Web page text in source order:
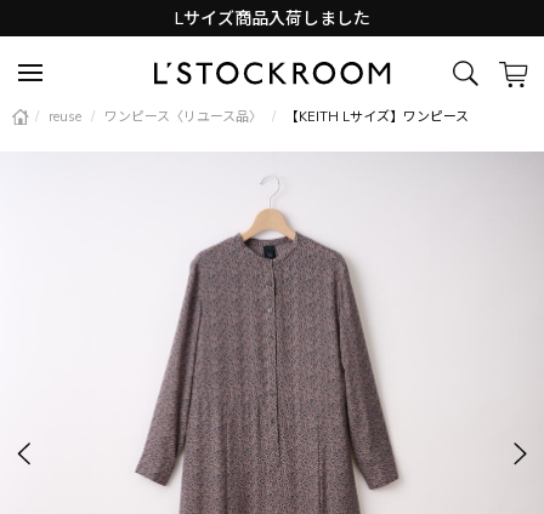
Lサイズ商品入荷しました
/ reuse / ワンピース〈リユース品〉 / 【KEITH Lサイズ】ワンピース